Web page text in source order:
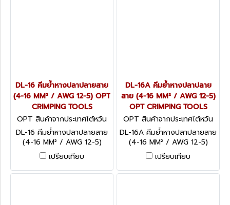
DL-16 คีมย้ำหางปลาปลายสาย
(4-16 MM² / AWG 12-5) OPT
CRIMPING TOOLS
OPT สินค้าจากประเทศไต้หวัน
DL-16
DL-16 คีมย้ำหางปลาปลายสาย
(4-16 MM² / AWG 12-5)
OPT CRIMPING TOOLS
เปรียบเทียบ
DL-16A คีมย้ำหางปลาปลาย
สาย (4-16 MM² / AWG 12-5)
OPT CRIMPING TOOLS
OPT สินค้าจากประเทศไต้หวัน
DL-16A
DL-16A คีมย้ำหางปลาปลายสาย
(4-16 MM² / AWG 12-5)
OPT CRIMPING TOOLS
เปรียบเทียบ